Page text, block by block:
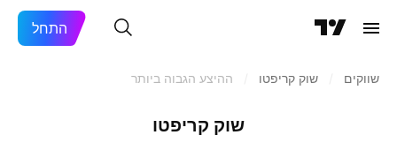
התחל
שווקים שוק קריפטו ההיצע הגבוה ביותר
שוק קריפטו